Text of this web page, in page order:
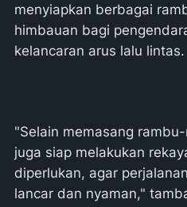
menyiapkan berbagai
himbauan bagi
kelancaran arus lalu lintas.
"Selain memasang
juga siap melakukan
diperlukan, agar
lancar dan nyaman,"